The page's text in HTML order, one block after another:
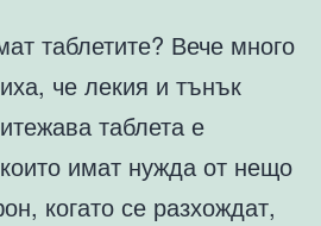
таблетите? Вече много
че лекия и тънък
таблета е
имат нужда от нещо
когато се разхождат,